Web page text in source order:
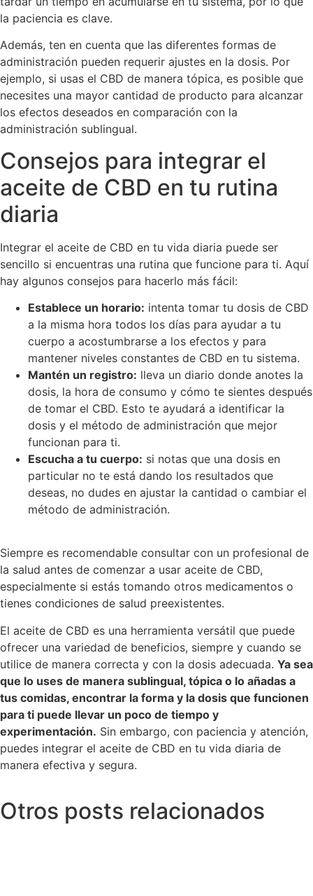
la paciencia es clave.
Además, ten en cuenta que las diferentes formas de
administración pueden requerir ajustes en la dosis. Por
ejemplo, si usas el CBD de manera tópica, es posible que
necesites una mayor cantidad de producto para alcanzar
los efectos deseados en comparación con la
administración sublingual.
Consejos para integrar el
aceite de CBD en tu rutina
diaria
Integrar el aceite de CBD en tu vida diaria puede ser
sencillo si encuentras una rutina que funcione para ti. Aquí
hay algunos consejos para hacerlo más fácil:
Establece un horario: intenta tomar tu dosis de CBD
a la misma hora todos los días para ayudar a tu
cuerpo a acostumbrarse a los efectos y para
mantener niveles constantes de CBD en tu sistema.
Mantén un registro: lleva un diario donde anotes la
dosis, la hora de consumo y cómo te sientes después
de tomar el CBD. Esto te ayudará a identificar la
dosis y el método de administración que mejor
funcionan para ti.
Escucha a tu cuerpo: si notas que una dosis en
particular no te está dando los resultados que
deseas, no dudes en ajustar la cantidad o cambiar el
método de administración.
Siempre es recomendable consultar con un profesional de
la salud antes de comenzar a usar aceite de CBD,
especialmente si estás tomando otros medicamentos o
tienes condiciones de salud preexistentes.
El aceite de CBD es una herramienta versátil que puede
ofrecer una variedad de beneficios, siempre y cuando se
utilice de manera correcta y con la dosis adecuada. Ya sea
que lo uses de manera sublingual, tópica o lo añadas a
tus comidas, encontrar la forma y la dosis que funcionen
para ti puede llevar un poco de tiempo y
experimentación. Sin embargo, con paciencia y atención,
puedes integrar el aceite de CBD en tu vida diaria de
manera efectiva y segura.
Otros posts relacionados